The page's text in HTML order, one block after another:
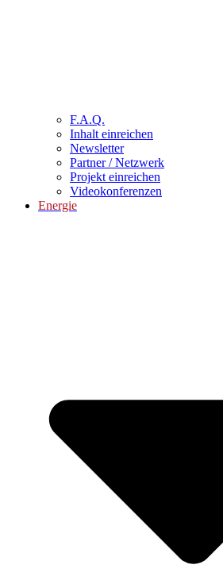
F.A.Q.
Inhalt einreichen
Newsletter
Partner / Netzwerk
Projekt einreichen
Videokonferenzen
Energie